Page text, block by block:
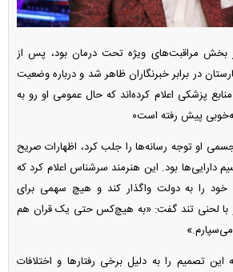
بخش مراقبت‌های ویژه تحت درمان بود، پس از
در برابر خبرنگاران ظاهر شد و درباره وضعیت
پزشکی اعلام کرده‌اند که حال عمومی او رو به
پیش رفته است۰
او توجه رسانه‌ها را جلب کرد، اظهارات صریح
دارایی‌ها بود. این هنرمند سرشناس اعلام کرد که
خود را به دولت واگذار کند و هیچ سهمی برای
با لحنی تند گفت: «به هیچ‌کس حتی یک قران هم
این تصمیم را به دلیل برخی رفتار‌ها و اختلافات